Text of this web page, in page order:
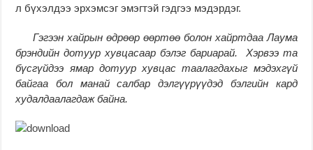
л бүхэлдээ эрхэмсэг эмэгтэй гэдгээ мэдэрдэг.
Гэгээн хайрын өдрөөр өөртөө болон хайртдаа Лаума
брэндийн дотуур хувцасаар бэлэг бариарай. Хэрвээ та
бүсгүйдээ ямар дотуур хувцас таалагдахыг мэдэхгүй
байгаа бол манай салбар дэлгүүрүүдэд бэлгийн кард
худалдаалагдаж байна.